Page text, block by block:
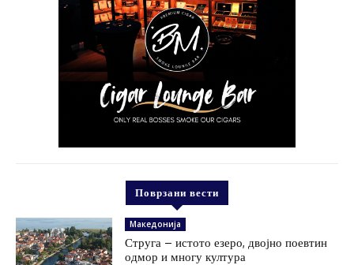
Поврзани вести
Македонија
Струга – истото езеро, двојно поевтин
одмор и многу култура